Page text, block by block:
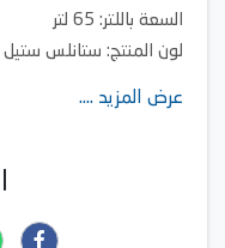
السعة باللتر: 65 لتر
لون المنتج: ستانلس ستيل
عرض المزيد ....